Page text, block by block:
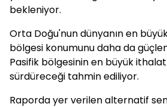
bekleniyor.
Orta Doğu'nun dünyanın en
bölgesi konumunu daha da
Pasifik bölgesinin en büyük
sürdüreceği tahmin ediliyor.
Raporda yer verilen alternatif